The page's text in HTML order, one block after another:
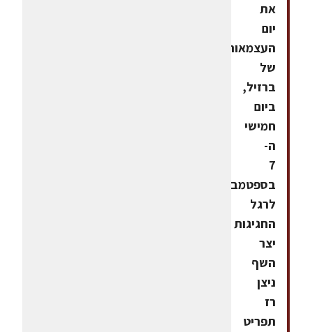
את
יום
העצמאות
של
ברזיל,
ביום
חמישי
ה-
7
בספטמבר.
לרגל
החגיגות
יצר
השף
ניצן
רז
תפריט